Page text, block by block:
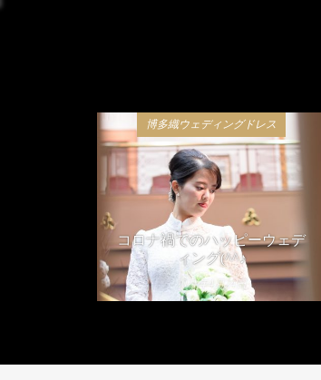
博多織ウェディングドレス
コロナ禍でのハッピーウェデ
ィング(^^♪
2021年4月24日